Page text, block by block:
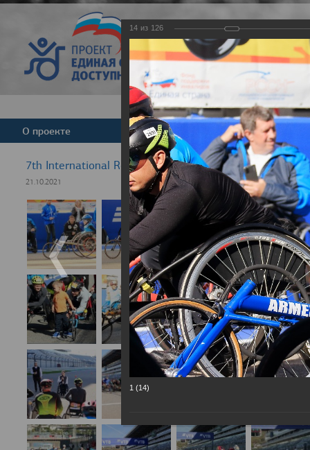
Версия для
О проекте Команда Новости
7th International Rezept-Sport Wheelchair Half
21.10.2021
14 из 126
1 (14)